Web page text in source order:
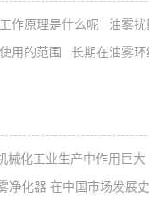
作原理是什么呢
油雾
用的范围
长期在油雾
械化工业生产中作用巨大
净化器 在中国市场发展